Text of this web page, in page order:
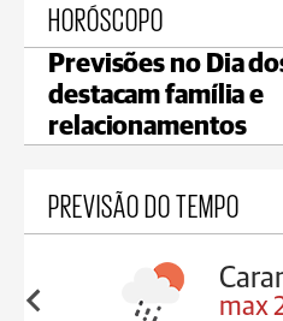
HORÓSCOPO
Previsões no Dia
destacam família e
relacionamentos
PREVISÃO DO TEMPO
Carambeí
max 20°C